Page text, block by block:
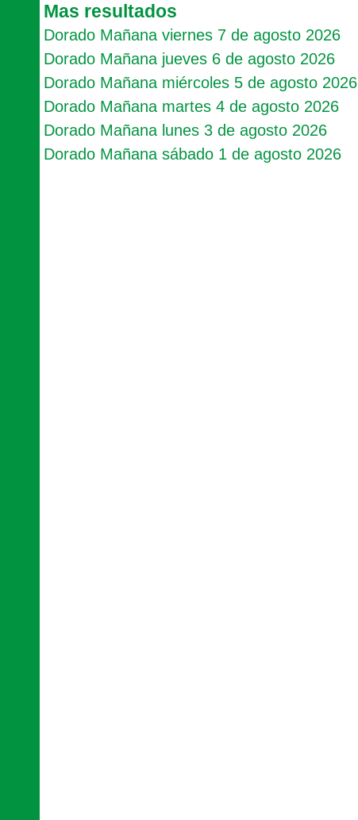
Mas resultados
Dorado Mañana viernes 7 de agosto 2026
Dorado Mañana jueves 6 de agosto 2026
Dorado Mañana miércoles 5 de agosto 2026
Dorado Mañana martes 4 de agosto 2026
Dorado Mañana lunes 3 de agosto 2026
Dorado Mañana sábado 1 de agosto 2026